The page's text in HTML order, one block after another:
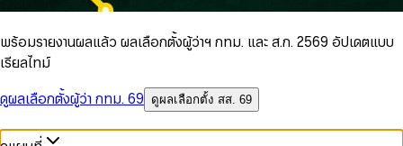
พร้อมรายงานผลแล้ว ผลเลือกตั้งผู้ว่าฯ กทม. และ ส.ก. 2569 อัปเดตแบบ
เรียลไทม์
ดูผลเลือกตั้งผู้ว่า กทม. 69
ดูผลเลือกตั้ง สส. 69